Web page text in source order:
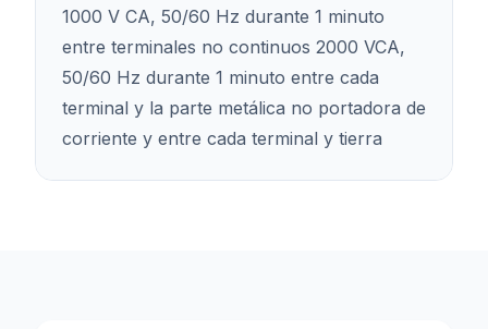
1000 V CA, 50/60 Hz durante 1 minuto
entre terminales no continuos 2000 VCA,
50/60 Hz durante 1 minuto entre cada
terminal y la parte metálica no portadora de
corriente y entre cada terminal y tierra